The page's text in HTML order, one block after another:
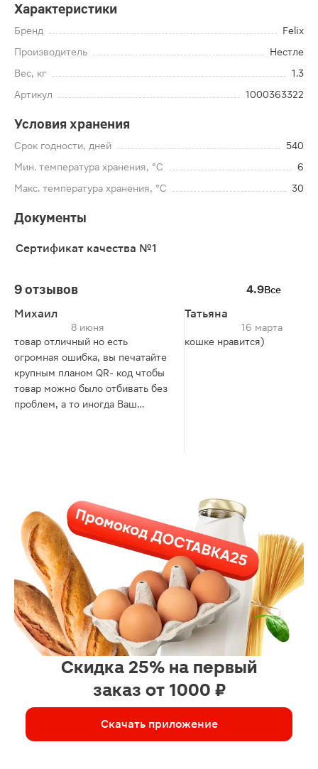
Характеристики
Бренд
Felix
Производитель
Нестле
Вес, кг
1.3
Артикул
1000363322
Условия хранения
Срок годности, дней
540
Мин. температура хранения, °C
6
Макс. температура хранения, °C
30
Документы
Сертификат качества №1
9 отзывов 4.9Все
Михаил
8 июня
товар отличный но есть
огромная ошибка, вы печатайте
крупным планом QR- код чтобы
товар можно было отбивать без
проблем, а то иногда Ваш
Татьяна
16 марта
кошке нравится)
Скидка 25% на первый
заказ от 1000 ₽
Скачать приложение